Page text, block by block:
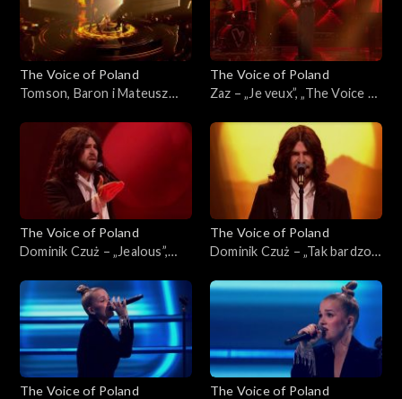
The Voice of Poland
Tomson, Baron i Mateusz
Love”, „The Voice of Poland”,
Finał, 29 listopada 2025
The Voice of Poland
Zaz – „Je veux”, „The Voice of
2025
The Voice of Poland
Dominik Czuż – „Jealous”,
22 listopada 2025
The Voice of Poland
Dominik Czuż – „Tak bardzo
Poland”, Live 3, 22 listopada
2025
The Voice of Poland
The Voice of Poland